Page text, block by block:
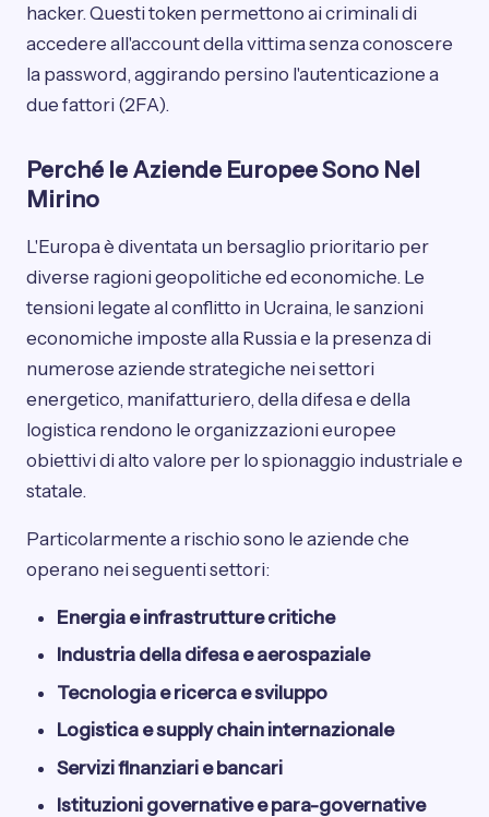
hacker. Questi token permettono ai criminali di
accedere all'account della vittima senza conoscere
la password, aggirando persino l'autenticazione a
due fattori (2FA).
Perché le Aziende Europee Sono Nel
Mirino
L'Europa è diventata un bersaglio prioritario per
diverse ragioni geopolitiche ed economiche. Le
tensioni legate al conflitto in Ucraina, le sanzioni
economiche imposte alla Russia e la presenza di
numerose aziende strategiche nei settori
energetico, manifatturiero, della difesa e della
logistica rendono le organizzazioni europee
obiettivi di alto valore per lo spionaggio industriale e
statale.
Particolarmente a rischio sono le aziende che
operano nei seguenti settori:
Energia e infrastrutture critiche
Industria della difesa e aerospaziale
Tecnologia e ricerca e sviluppo
Logistica e supply chain internazionale
Servizi finanziari e bancari
Istituzioni governative e para-governative